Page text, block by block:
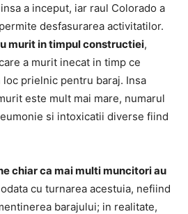
a inceput, iar raul Colorado a
desfasurarea activitatilor.
murit in timpul constructiei,
a murit inecat in timp ce
loc prielnic pentru baraj. Insa
este mult mai mare, numarul
si intoxicatii diverse fiind
chiar ca mai multi muncitori au
odata cu turnarea acestuia, nefiind
barajului; in realitate,